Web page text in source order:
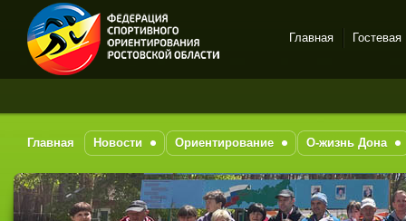
Спортивное
на-Дону
Главная Гостевая
Главная Новости Ориентирование О-жизнь Дона